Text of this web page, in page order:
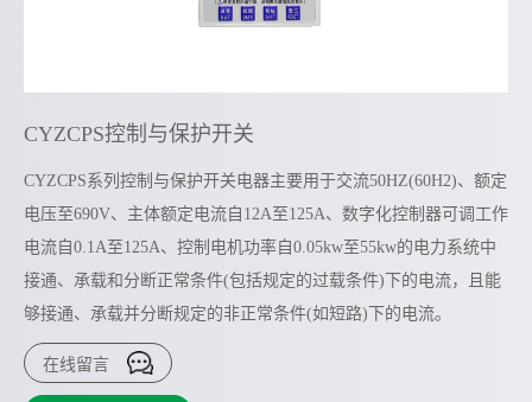
CYZCPS控制与保护开关
CYZCPS系列控制与保护开关电器主要用于交流50HZ(60H2)、额定
电压至690V、主体额定电流自12A至125A、数字化控制器可调工作
电流自0.1A至125A、控制电机功率自0.05kw至55kw的电力系统中
接通、承载和分断正常条件(包括规定的过载条件)下的电流，且能
够接通、承载并分断规定的非正常条件(如短路)下的电流。
在线留言